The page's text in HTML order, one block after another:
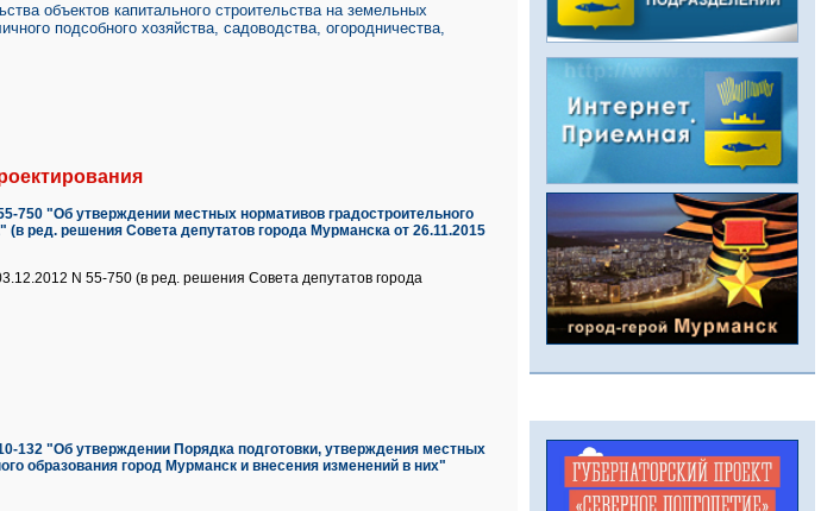
объектов капитального строительства на земельных
подсобного хозяйства, садоводства, огородничества,
750 "Об утверждении местных нормативов градостроительного
ред. решения Совета депутатов города Мурманска от 26.11.2015
N 55-750 (в ред. решения Совета депутатов города
132 "Об утверждении Порядка подготовки, утверждения местных
образования город Мурманск и внесения изменений в них"